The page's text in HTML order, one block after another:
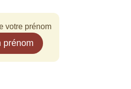
votre prénom
prénom